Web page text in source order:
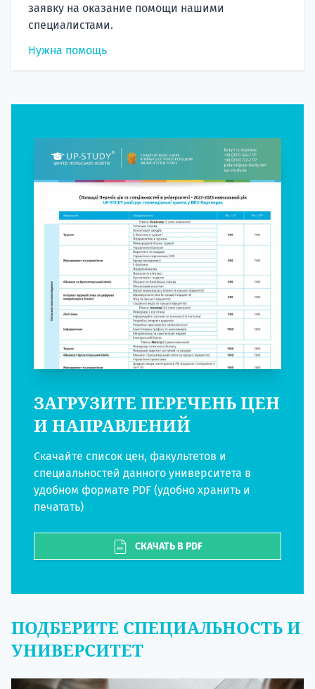
заявку на оказание помощи нашими
специалистами.
Нужна помощь
ЗАГРУЗИТЕ ПЕРЕЧЕНЬ ЦЕН
И НАПРАВЛЕНИЙ
Скачайте список цен, факультетов и
специальностей данного университета в
удобном формате PDF (удобно хранить и
печатать)
СКАЧАТЬ В PDF
ПОДБЕРИТЕ СПЕЦИАЛЬНОСТЬ И
УНИВЕРСИТЕТ